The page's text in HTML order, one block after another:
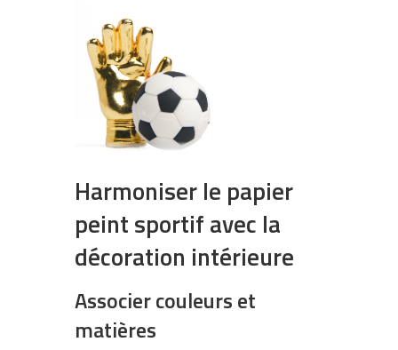
Harmoniser le papier
peint sportif avec la
décoration intérieure
Associer couleurs et
matières